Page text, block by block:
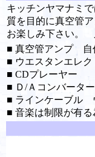
キッチンヤマナミ
質を目的に真空管
お楽しみ下さい。
■ 真空管アンプ 自
■ ウエスタンエレ
■ CDプレーヤー
■ Ｄ/Ａコンバータ
■ ラインケーブル
■ 音楽は制限が有